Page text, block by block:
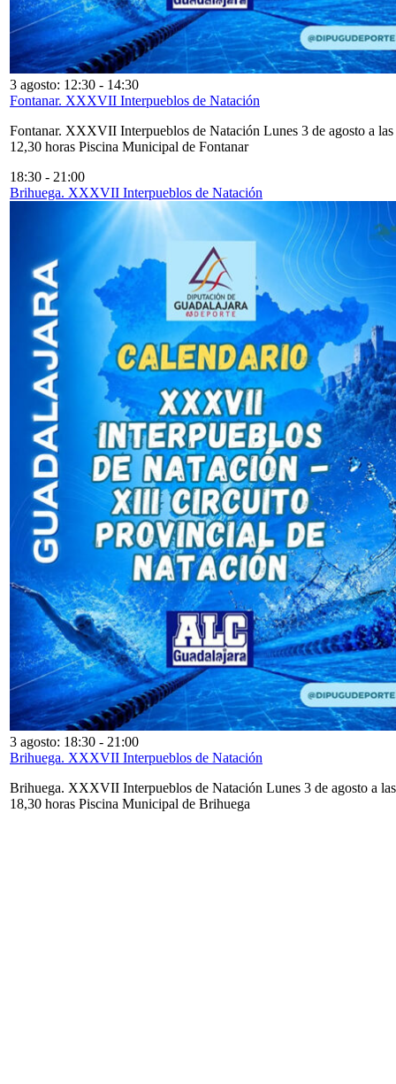
3 agosto: 12:30 - 14:30
Fontanar. XXXVII Interpueblos de Natación
Fontanar. XXXVII Interpueblos de Natación Lunes 3 de agosto a las
12,30 horas Piscina Municipal de Fontanar
18:30 - 21:00
Brihuega. XXXVII Interpueblos de Natación
3 agosto: 18:30 - 21:00
Brihuega. XXXVII Interpueblos de Natación
Brihuega. XXXVII Interpueblos de Natación Lunes 3 de agosto a las
18,30 horas Piscina Municipal de Brihuega